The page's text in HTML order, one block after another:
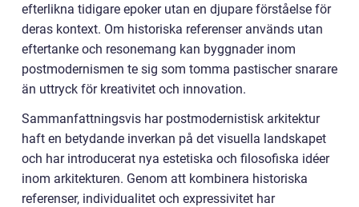
efterlikna tidigare epoker utan en djupare förståelse för
deras kontext. Om historiska referenser används utan
eftertanke och resonemang kan byggnader inom
postmodernismen te sig som tomma pastischer snarare
än uttryck för kreativitet och innovation.
Sammanfattningsvis har postmodernistisk arkitektur
haft en betydande inverkan på det visuella landskapet
och har introducerat nya estetiska och filosofiska idéer
inom arkitekturen. Genom att kombinera historiska
referenser, individualitet och expressivitet har